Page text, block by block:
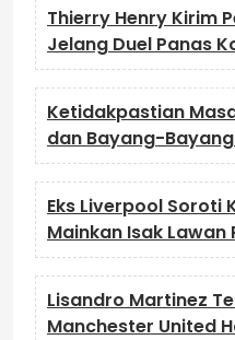
Thierry Henry Kirim
Jelang Duel Panas
Ketidakpastian
dan Bayang-
Eks Liverpool Soroti
Mainkan Isak Lawan
Lisandro Martinez
Manchester United